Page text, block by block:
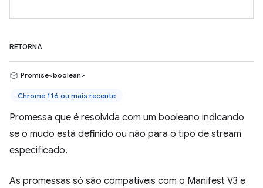
RETORNA
Promise<boolean>
Chrome 116 ou mais recente
Promessa que é resolvida com um booleano indicando
se o mudo está definido ou não para o tipo de stream
especificado.
As promessas só são compatíveis com o Manifest V3 e